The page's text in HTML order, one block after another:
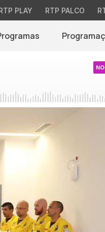
PLAY RTP PALCO